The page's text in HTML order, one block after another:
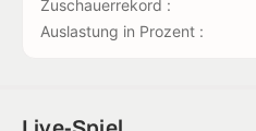
Zuschauerrekord :
Auslastung in Prozent :